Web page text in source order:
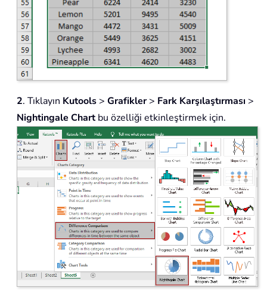
2. Tıklayın Kutools > Grafikler> Fark Karşılaştırması >
Nightingale Chartbu özelliği etkinleştirmek için.